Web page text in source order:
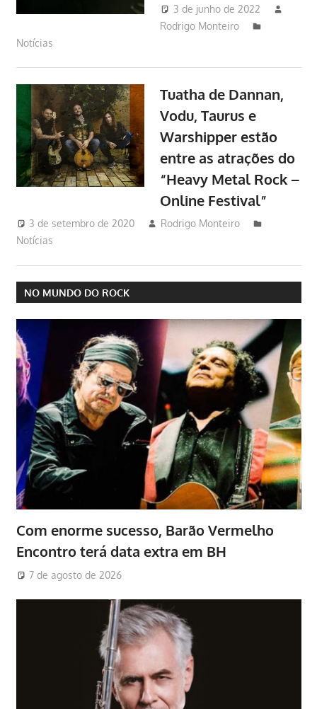
3 de junho de 2022
Rodrigo Monteiro
Notícias
Tuatha de Dannan,
Vodu, Taurus e
Warshipper estão
entre as atrações do
“Heavy Metal Rock –
Online Festival”
3 de setembro de 2020
Rodrigo Monteiro
Notícias
NO MUNDO DO ROCK
Com enorme sucesso, Barão Vermelho
Encontro terá data extra em BH
7 de agosto de 2026